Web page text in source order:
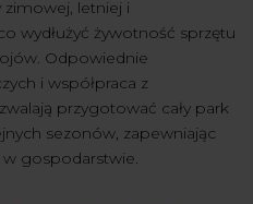
letniej i
wydłużyć żywotność sprzętu
Odpowiednie
i współpraca z
przygotować cały park
sezonów, zapewniając
gospodarstwie.